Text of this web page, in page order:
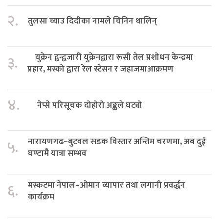
२. तुलसा च्याउ दिदीका नामले चिनिन थालिन्
३.
युक्रेन द्वन्द्वजारी युक्रेनद्वारा रूसी तेल प्रशोधन केन्द्रमा
प्रहार, मस्को द्वारा रेल स्टेसन र जहाजमाआक्रमण
४. नेप्से परिसूचक दोहोरो अङ्कले घट्यो
५.
नारायणगढ–बुटवल सडक विस्तार अन्तिम चरणमा, अब दुई
घण्टामै यात्रा सम्भव
६.
मस्कटमा नेपाल–ओमान व्यापार तथा लगानी प्रवर्द्धन
कार्यक्रम